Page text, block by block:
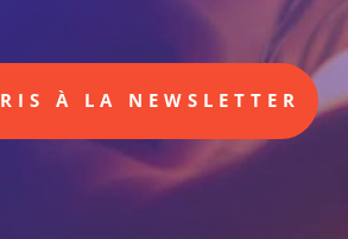
À LA NEWSLETTER